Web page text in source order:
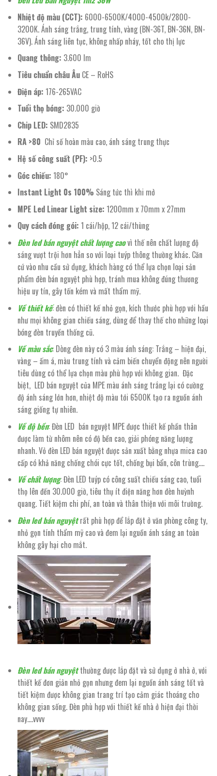
Nhiệt độ màu (CCT): 6000-6500K/4000-4500k/2800-
3200K. Ánh sáng trắng, trung tính, vàng (BN-36T, BN-36N, BN-
36V). Ánh sáng liên tục, không nhấp nháy, tốt cho thị lực
Quang thông: 3.600 lm
Tiêu chuẩn châu ÂuCE – RoHS
Điện áp: 176-265VAC
Tuổi thọ bóng: 30.000 giờ
Chip LED: SMD2835
RA >80 Chỉ số hoàn màu cao, ánh sáng trung thực
Hệ số công suất (PF): >0.5
Góc chiếu: 180°
Instant Light 0s 100% Sáng tức thì khi mở
MPE Led Linear Light size: 1200mm x 70mm x 27mm
Quy cách đóng gói: 1 cái/hộp, 12 cái/thùng
Đèn led bán nguyệt chất lượng caovì thế nên chất lượng độ
sáng vượt trội hơn hẳn so với loại tuýp thông thường khác. Căn
cứ vào nhu cầu sử dụng, khách hàng có thể lựa chọn loại sản
phẩm đèn bán nguyệt phù hợp, tránh mua không đúng thương
hiệu uy tín, gây tốn kém và mất thẩm mỹ.
Về thiết kế: đèn có thiết kế nhỏ gọn, kích thước phù hợp với hầu
như mọi không gian chiếu sáng, dùng để thay thế cho những loại
bóng đèn truyền thống cũ.
Về màu sắc: Dòng đèn này có 3 màu ánh sáng: Trắng – hiện đại,
vàng – ấm á, màu trung tính và cảm biến chuyển động nên người
tiêu dùng có thể lựa chọn màu phù hợp với không gian. Đặc
biệt, LED bán nguyệt của MPE màu ánh sáng trắng lại có cường
độ ánh sáng lớn hơn, nhiệt độ màu tới 6500K tạo ra nguồn ánh
sáng giống tự nhiên.
Về độ bền: Đèn LED bán nguyệt MPE được thiết kế phần thân
được làm từ nhôm nên có độ bền cao, giải phóng năng lượng
nhanh. Vỏ đèn LED bán nguyệt được sản xuất bằng nhựa mica cao
cấp có khả năng chống chói cực tốt, chống bụi bẩn, côn trùng….
Về chất lượng: Đèn LED tuýp có công suất chiếu sáng cao, tuổi
thọ lên đến 30.000 giờ, tiêu thụ ít điện năng hơn đèn huỳnh
quang. Tiết kiệm chi phí, an toàn và thân thiện với môi trường.
Đèn led bán nguyệtrất phù hợp để lắp đặt ở văn phòng công ty,
nhỏ gọn tính thẩm mỹ cao và đem lại nguồn ánh sáng an toàn
không gây hại cho mắt.
Đèn led bán nguyệtthường được lắp đặt và sử dụng ở nhà ở, với
thiết kế đơn giản nhỏ gọn nhưng đem lại nguồn ánh sáng tốt và
tiết kiệm được không gian trang trí tạo cảm giác thoáng cho
không gian sống. Đèn phù hợp với thiết kế nhà ở hiện đại thời
nay….vvvv